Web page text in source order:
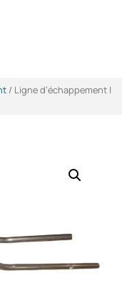
/ Ligne d’échappement |